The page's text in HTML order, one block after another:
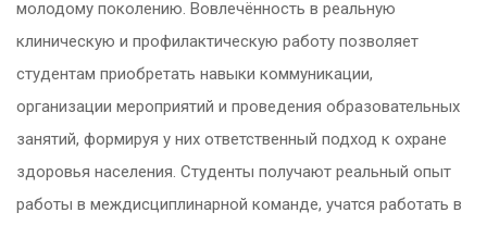
молодому поколению. Вовлечённость в реальную
клиническую и профилактическую работу позволяет
студентам приобретать навыки коммуникации,
организации мероприятий и проведения образовательных
занятий, формируя у них ответственный подход к охране
здоровья населения. Студенты получают реальный опыт
работы в междисциплинарной команде, учатся работать в